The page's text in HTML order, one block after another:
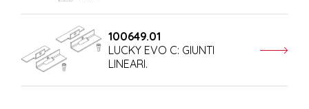
100649.01
LUCKY EVO C: GIUNTI
LINEARI.